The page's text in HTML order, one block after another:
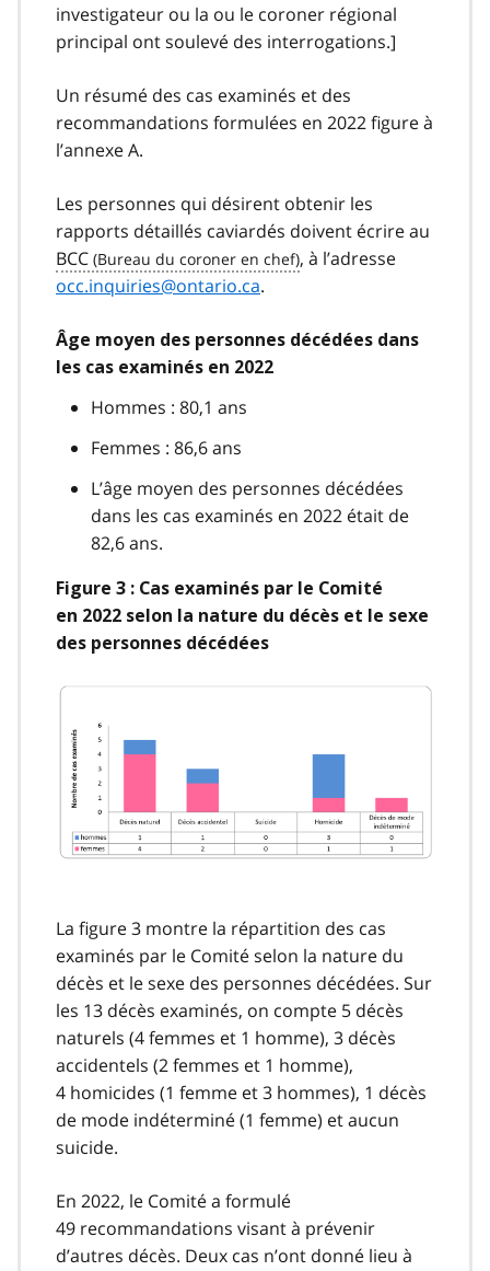
investigateur ou la ou le coroner régional
principal ont soulevé des interrogations.]
Un résumé des cas examinés et des
recommandations formulées en 2022 figure à
l’annexe A.
Les personnes qui désirent obtenir les
rapports détaillés caviardés doivent écrire au
BCC
, à l’adresse
occ.inquiries@ontario.ca.
Âge moyen des personnes décédées dans
les cas examinés en 2022
Hommes : 80,1 ans
Femmes : 86,6 ans
L’âge moyen des personnes décédées
dans les cas examinés en 2022 était de
82,6 ans.
Figure 3 : Cas examinés par le Comité
en 2022 selon la nature du décès et le sexe
des personnes décédées
Image
La figure 3 montre la répartition des cas
examinés par le Comité selon la nature du
décès et le sexe des personnes décédées. Sur
les 13 décès examinés, on compte 5 décès
naturels (4 femmes et 1 homme), 3 décès
accidentels (2 femmes et 1 homme),
4 homicides (1 femme et 3 hommes), 1 décès
de mode indéterminé (1 femme) et aucun
suicide.
En 2022, le Comité a formulé
49 recommandations visant à prévenir
d’autres décès. Deux cas n’ont donné lieu à